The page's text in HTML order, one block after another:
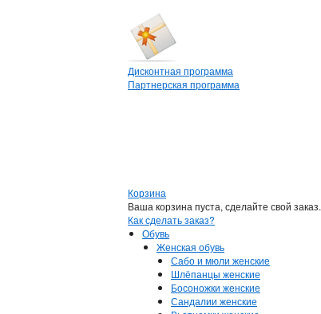
Дисконтная программа
Партнерская программа
Корзина
Ваша корзина пуста, сделайте свой заказ.
Как сделать заказ?
Обувь
Женская обувь
Сабо и мюли женские
Шлёпанцы женские
Босоножки женские
Сандалии женские